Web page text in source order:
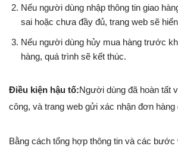
Nếu người dùng nhập thông tin giao
sai hoặc chưa đầy đủ, trang web sẽ
Nếu người dùng hủy mua hàng trước
hàng, quá trình sẽ kết thúc.
Điều kiện hậu tố:Người dùng đã hoàn tất
công, và trang web gửi xác nhận đơn hàng
Bằng cách tổng hợp thông tin và các bước